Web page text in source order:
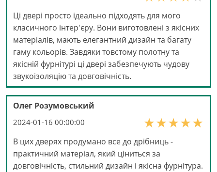
Ці двері просто ідеально підходять для мого
класичного інтер'єру. Вони виготовлені з якісних
матеріалів, мають елегантний дизайн та багату
гаму кольорів. Завдяки товстому полотну та
якісній фурнітурі ці двері забезпечують чудову
звукоізоляцію та довговічність.
Олег Розумовський
2024-01-16 00:00:00
В цих дверях продумано все до дрібниць -
практичний матеріал, який ціниться за
довговічність, стильний дизайн і якісна фурнітура.